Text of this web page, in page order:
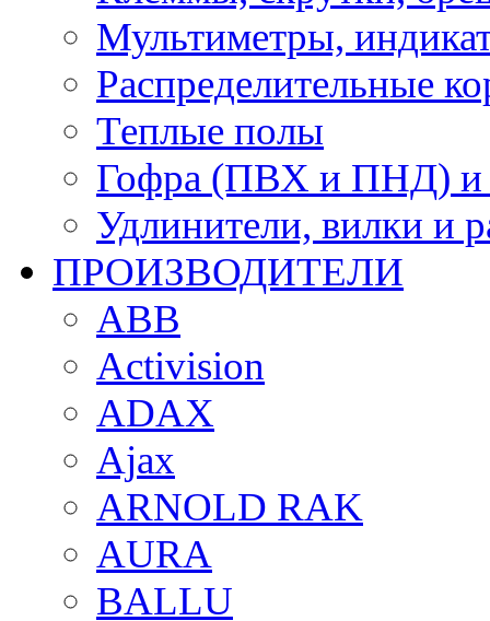
Мультиметры,
Распределительные
Теплые полы
Гофра (ПВХ и ПНД) и
Удлинители, вилки и
ПРОИЗВОДИТЕЛИ
ABB
Activision
ADAX
Ajax
ARNOLD RAK
AURA
BALLU